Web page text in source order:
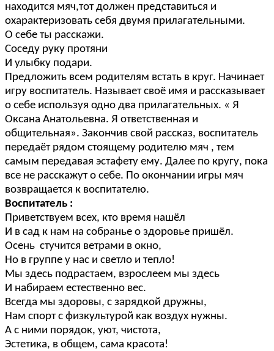
находится мяч,тот должен представиться и
охарактеризовать себя двумя прилагательными.
О себе ты расскажи.
Соседу руку протяни
И улыбку подари.
Предложить всем родителям встать в круг. Начинает
игру воспитатель. Называет своё имя и рассказывает
о себе используя одно два прилагательных. « Я
Оксана Анатольевна. Я ответственная и
общительная». Закончив свой рассказ, воспитатель
передаёт рядом стоящему родителю мяч , тем
самым передавая эстафету ему. Далее по кругу, пока
все не расскажут о себе. По окончании игры мяч
возвращается к воспитателю.
Воспитатель :
Приветствуем всех, кто время нашёл
И в сад к нам на собранье о здоровье пришёл.
Осень стучится ветрами в окно,
Но в группе у нас и светло и тепло!
Мы здесь подрастаем, взрослеем мы здесь
И набираем естественно вес.
Всегда мы здоровы, с зарядкой дружны,
Нам спорт с физкультурой как воздух нужны.
А с ними порядок, уют, чистота,
Эстетика, в общем, сама красота!